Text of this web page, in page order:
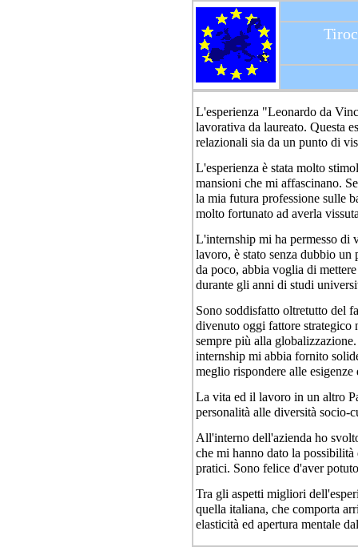
L'esperienza "Leonardo da
lavorativa da laureato. Questa
relazionali sia da un punto di
L'esperienza è stata molto
mansioni che mi affascinano.
la mia futura professione sulle
molto fortunato ad averla
L'internship mi ha permesso di
lavoro, è stato senza dubbio un
da poco, abbia voglia di
durante gli anni di studi
Sono soddisfatto oltretutto del
divenuto oggi fattore strategico
sempre più alla
internship mi abbia fornito
meglio rispondere alle
La vita ed il lavoro in un altro
personalità alle diversità socio-
All'interno dell'azienda ho
che mi hanno dato la
pratici. Sono felice d'aver
Tra gli aspetti migliori
quella italiana, che comporta
elasticità ed apertura mentale